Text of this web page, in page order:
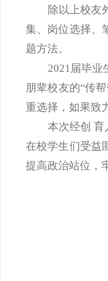
除以上校友
集、岗位选择、
题方法。
2021届毕
朋辈校友的“传
重选择，如果致
本次经创 育
在校学生们受益
提高政治站位，